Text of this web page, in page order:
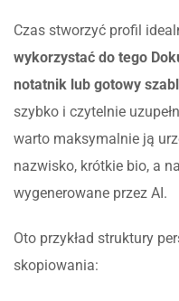
Czas stworzyć profil
wykorzystać do tego
notatnik lub gotowy
szybko i czytelnie
warto maksymalnie ją
nazwisko, krótkie bio, a
wygenerowane przez AI.
Oto przykład struktury
skopiowania: